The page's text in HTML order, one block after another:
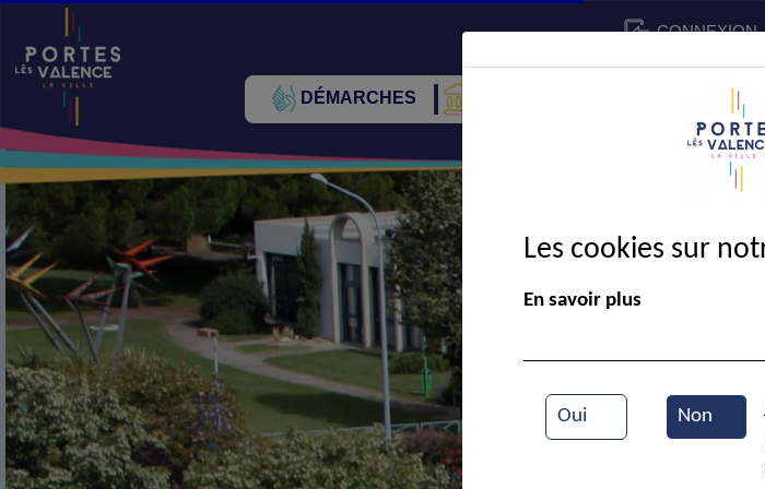
CONNEXION
DÉMARCHES CADRE
Centre
Les cookies sur
En savoir plus
Oui Non